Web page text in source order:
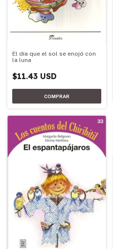
El día que el sol se enojó con
la luna
$11.43 USD